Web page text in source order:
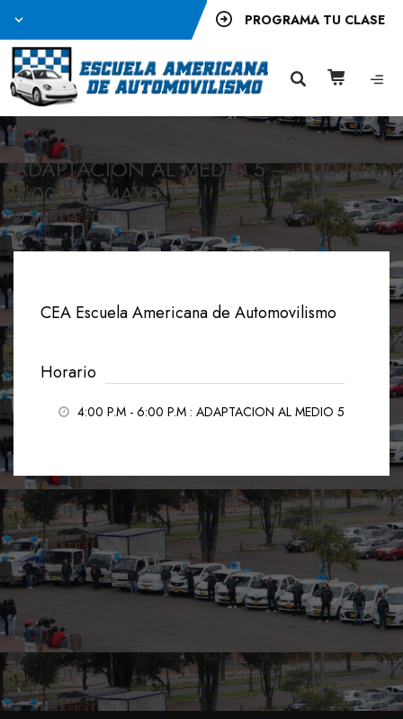
PROGRAMA TU CLASE
ADAPTACION AL MEDIO 5 – 4:00 P.M-
6:00 P.M MAYO 14
Mayo 14, 2021
CEA Escuela Americana de Automovilismo
Horario
4:00 P.M - 6:00 P.M : ADAPTACION AL MEDIO 5